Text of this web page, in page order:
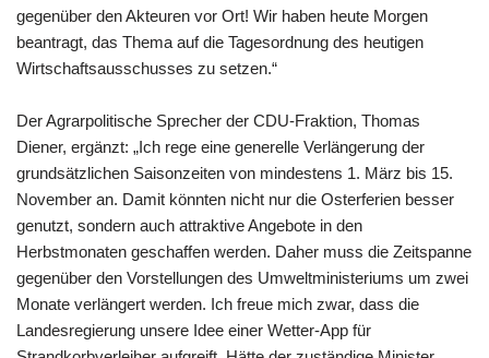
gegenüber den Akteuren vor Ort! Wir haben heute Morgen
beantragt, das Thema auf die Tagesordnung des heutigen
Wirtschaftsausschusses zu setzen.“
Der Agrarpolitische Sprecher der CDU-Fraktion, Thomas
Diener, ergänzt: „Ich rege eine generelle Verlängerung der
grundsätzlichen Saisonzeiten von mindestens 1. März bis 15.
November an. Damit könnten nicht nur die Osterferien besser
genutzt, sondern auch attraktive Angebote in den
Herbstmonaten geschaffen werden. Daher muss die Zeitspanne
gegenüber den Vorstellungen des Umweltministeriums um zwei
Monate verlängert werden. Ich freue mich zwar, dass die
Landesregierung unsere Idee einer Wetter-App für